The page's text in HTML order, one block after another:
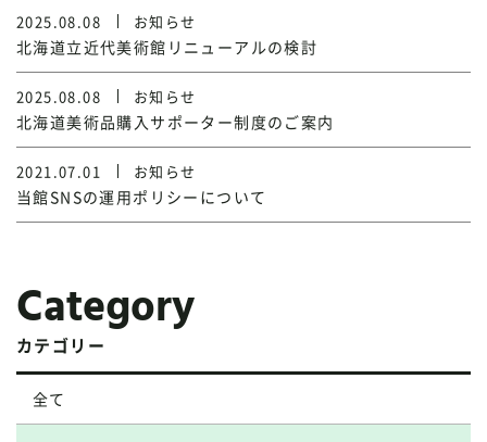
2025.08.08 お知らせ
北海道立近代美術館リニューアルの検討
2025.08.08 お知らせ
北海道美術品購入サポーター制度のご案内
2021.07.01 お知らせ
当館SNSの運用ポリシーについて
Category
カテゴリー
全て